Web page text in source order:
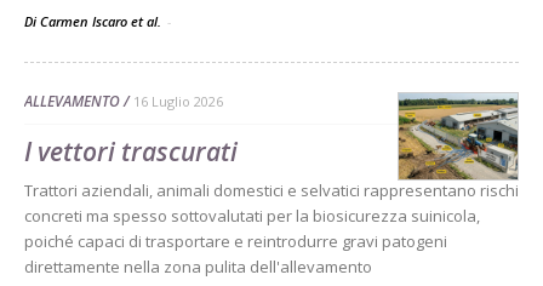
Di Carmen Iscaro et al. -
ALLEVAMENTO 16 Luglio 2026
I vettori trascurati
Trattori aziendali, animali domestici e selvatici rappresentano rischi
concreti ma spesso sottovalutati per la biosicurezza suinicola,
poiché capaci di trasportare e reintrodurre gravi patogeni
direttamente nella zona pulita dell'allevamento